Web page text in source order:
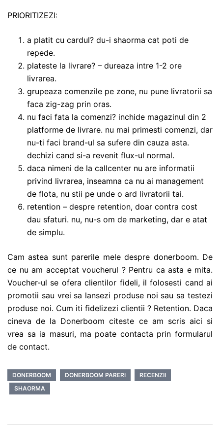
PRIORITIZEZI:
a platit cu cardul? du-i shaorma cat poti de
repede.
plateste la livrare? – dureaza intre 1-2 ore
livrarea.
grupeaza comenzile pe zone, nu pune livratorii sa
faca zig-zag prin oras.
nu faci fata la comenzi? inchide magazinul din 2
platforme de livrare. nu mai primesti comenzi, dar
nu-ti faci brand-ul sa sufere din cauza asta.
dechizi cand si-a revenit flux-ul normal.
daca nimeni de la callcenter nu are informatii
privind livrarea, inseamna ca nu ai management
de flota, nu stii pe unde o ard livratorii tai.
retention – despre retention, doar contra cost
dau sfaturi. nu, nu-s om de marketing, dar e atat
de simplu.
Cam astea sunt parerile mele despre donerboom. De
ce nu am acceptat voucherul ? Pentru ca asta e mita.
Voucher-ul se ofera clientilor fideli, il folosesti cand ai
promotii sau vrei sa lansezi produse noi sau sa testezi
produse noi. Cum iti fidelizezi clientii ? Retention. Daca
cineva de la Donerboom citeste ce am scris aici si
vrea sa ia masuri, ma poate contacta prin formularul
de contact.
DONERBOOM DONERBOOM PARERI
RECENZII
SHAORMA